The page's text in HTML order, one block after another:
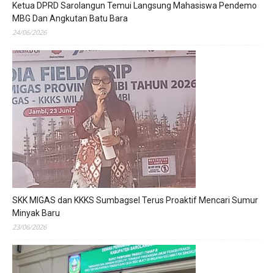
Ketua DPRD Sarolangun Temui Langsung Mahasiswa Pendemo
MBG Dan Angkutan Batu Bara
24/06/2026
SKK MIGAS dan KKKS Sumbagsel Terus Proaktif Mencari Sumur
Minyak Baru
23/06/2026